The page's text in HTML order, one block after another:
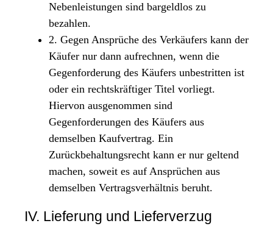
Nebenleistungen sind bargeldlos zu
bezahlen.
2. Gegen Ansprüche des Verkäufers kann der
Käufer nur dann aufrechnen, wenn die
Gegenforderung des Käufers unbestritten ist
oder ein rechtskräftiger Titel vorliegt.
Hiervon ausgenommen sind
Gegenforderungen des Käufers aus
demselben Kaufvertrag. Ein
Zurückbehaltungsrecht kann er nur geltend
machen, soweit es auf Ansprüchen aus
demselben Vertragsverhältnis beruht.
IV. Lieferung und Lieferverzug